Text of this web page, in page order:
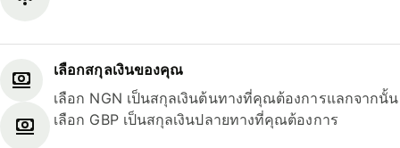
เลือกสกุลเงินของคุณ
เลือก NGN เป็นสกุลเงินต้นทางที่คุณต้องการแลกจากนั้น
เลือก GBP เป็นสกุลเงินปลายทางที่คุณต้องการ